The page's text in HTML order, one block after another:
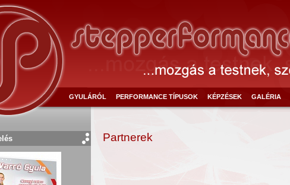
GYULÁRÓL PERFORMANCE TÍPUSOK KÉPZÉSEK GALÉRIA
Partnerek